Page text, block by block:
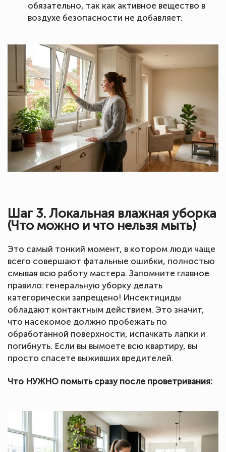
обязательно, так как активное вещество в
воздухе безопасности не добавляет.
Шаг 3. Локальная влажная уборка
(Что можно и что нельзя мыть)
Это самый тонкий момент, в котором люди чаще
всего совершают фатальные ошибки, полностью
смывая всю работу мастера. Запомните главное
правило: генеральную уборку делать
категорически запрещено! Инсектициды
обладают контактным действием. Это значит,
что насекомое должно пробежать по
обработанной поверхности, испачкать лапки и
погибнуть. Если вы вымоете всю квартиру, вы
просто спасете выживших вредителей.
Что НУЖНО помыть сразу после проветривания: